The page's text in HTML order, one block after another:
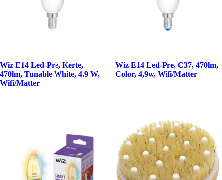
Wiz E14 Led-Pre, Kerte,
470lm, Tunable White, 4.9 W,
Wifi/Matter
Wiz E14 Led-Pre, C37, 470lm,
Color, 4,9w, Wifi/Matter